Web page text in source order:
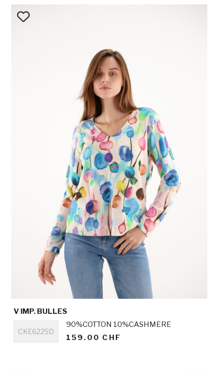
V IMP. BULLES
CKE6225D
90%COTTON 10%CASHMERE
159.00 CHF